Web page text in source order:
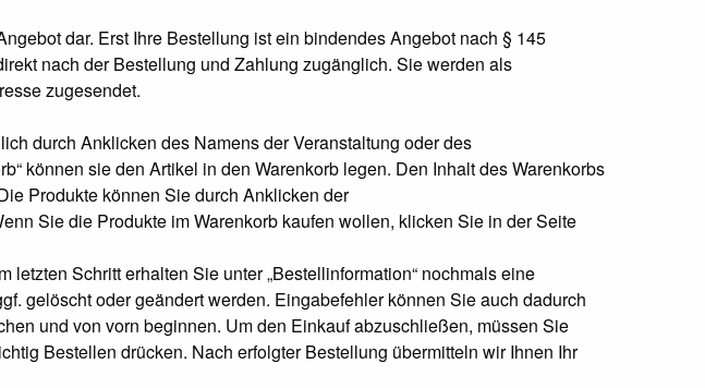
dar. Erst Ihre Bestellung ist ein bindendes Angebot nach § 145
nach der Bestellung und Zahlung zugänglich. Sie werden als
zugesendet.
durch Anklicken des Namens der Veranstaltung oder des
können sie den Artikel in den Warenkorb legen. Den Inhalt des Warenkorbs
Produkte können Sie durch Anklicken der
Sie die Produkte im Warenkorb kaufen wollen, klicken Sie in der Seite
Schritt erhalten Sie unter „Bestellinformation“ nochmals eine
gelöscht oder geändert werden. Eingabefehler können Sie auch dadurch
und von vorn beginnen. Um den Einkauf abzuschließen, müssen Sie
Bestellen drücken. Nach erfolgter Bestellung übermitteln wir Ihnen Ihr